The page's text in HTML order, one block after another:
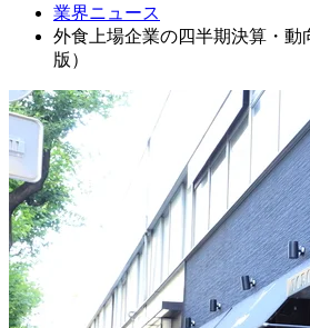
業界ニュース
外食上場企業の四半期決算・動
版）